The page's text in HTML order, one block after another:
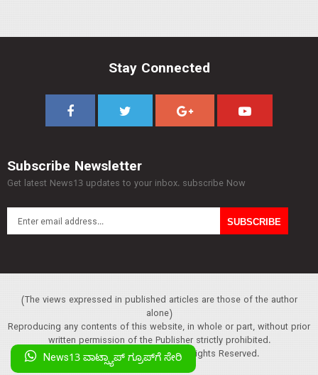
News13 ವಾಟ್ಸ್ಯಾಪ್‌ ಗ್ರೂಪ್‌ಗೆ ಸೇರಿ
Stay Connected
Subscribe Newsletter
Get latest News13 updates to your inbox. subscribe Now
(The views expressed in published articles are those of the author
alone)
Reproducing any contents of this website, in whole or part, without prior
written permission of the Publisher strictly prohibited.
Copyright :© 2013 News13. All Rights Reserved.